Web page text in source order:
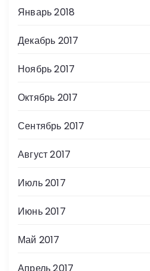
Январь 2018
Декабрь 2017
Ноябрь 2017
Октябрь 2017
Сентябрь 2017
Август 2017
Июль 2017
Июнь 2017
Май 2017
Апрель 2017